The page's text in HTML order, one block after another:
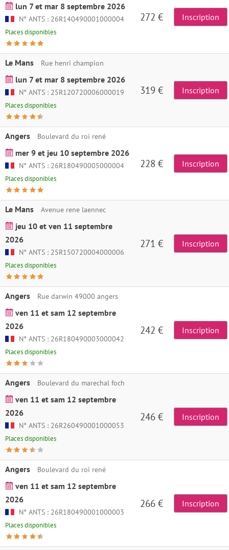
lun 7 et mar 8 septembre 2026
N° ANTS : 26R140490001000004
Places disponibles
272 € Inscription
Le Mans Rue henri champion
lun 7 et mar 8 septembre 2026
N° ANTS : 25R120720006000019
Places disponibles
319 € Inscription
Angers Boulevard du roi rené
mer 9 et jeu 10 septembre 2026
N° ANTS : 26R180490005000004
Places disponibles
228 € Inscription
Le Mans Avenue rene laennec
jeu 10 et ven 11 septembre
2026
N° ANTS : 25R150720004000006
Places disponibles
271 € Inscription
Angers Rue darwin 49000 angers
ven 11 et sam 12 septembre
2026
N° ANTS : 26R180490003000042
Places disponibles
242 € Inscription
Angers Boulevard du marechal foch
ven 11 et sam 12 septembre
2026
N° ANTS : 26R260490001000053
Places disponibles
246 € Inscription
Angers Boulevard du roi rené
ven 11 et sam 12 septembre
2026
N° ANTS : 26R180490001000003
Places disponibles
266 € Inscription